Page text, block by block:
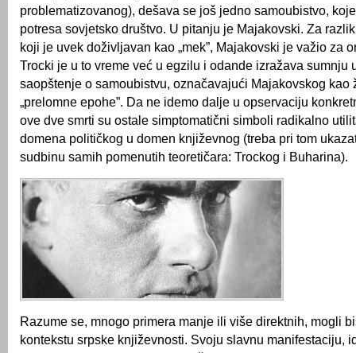
problematizovanog), dešava se još jedno samoubistvo,
potresa sovjetsko društvo. U pitanju je Majakovski. Za
koji je uvek doživljavan kao „mek”, Majakovski je važio za
Trocki je u to vreme već u egzilu i odande izražava sumnju
saopštenje o samoubistvu, označavajući Majakovskog kao
„prelomne epohe”. Da ne idemo dalje u opservaciju
ove dve smrti su ostale simptomatični simboli radikalno
domena političkog u domen književnog (treba pri tom
sudbinu samih pomenutih teoretičara: Trockog i Buharina).
Razume se, mnogo primera manje ili više direktnih, mogli
kontekstu srpske književnosti. Svoju slavnu manifestaciju,